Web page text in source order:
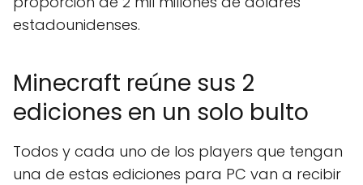
estadounidenses.
Minecraft reúne sus 2
ediciones en un solo bulto
Todos y cada uno de los players que tengan
una de estas ediciones para PC van a recibir